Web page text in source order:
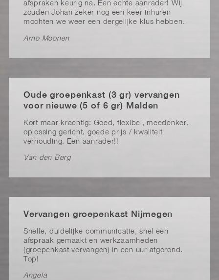
afspraken keurig na. Een echte aanrader! Wij
zouden Johan zeker nog een keer inhuren
mochten we weer een dergelijke klus hebben.
Arno Moonen
Oude groepenkast (3 gr) vervangen
voor nieuwe (5 of 6 gr) Malden
Kort maar krachtig: Goed, flexibel, meedenker,
oplossing gericht, goede prijs / kwaliteit
verhouding. Een aanrader!!
Van den Berg
Vervangen groepenkast Nijmegen
Snelle, duidelijke communicatie, snel een
afspraak gemaakt en werkzaamheden
(groepenkast vervangen) in een uur afgerond.
Top!
Angela